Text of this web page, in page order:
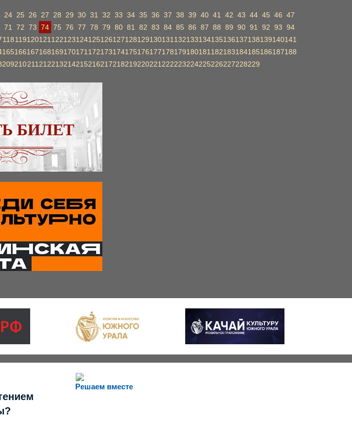
24 25 26 27 28 29 30 31 32 33 34 35 36 37 38 39 40 41 42 43 44 45 46 47
71 72 73 74 75 76 77 78 79 80 81 82 83 84 85 86 87 88 89 90 91 92 93 94
118119120121 122123124125126127128129130131 132133134135136137138139140141
165166167168169170171 172173174175176177178179180181 182183184185186187188
209210211 212213214215216217218219220221 222223224225226227228229
БИЛЕТ
Решаем вместе